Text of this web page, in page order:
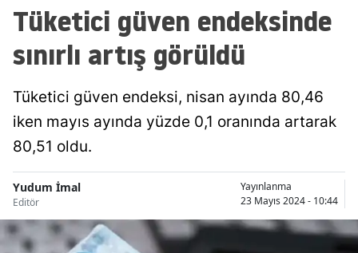
Ağrı
Ankara
Antalya
Aydın
Balıkesir
Tüketici güven endeksinde
sınırlı artış görüldü
Tüketici güven endeksi, nisan ayında 80,46
iken mayıs ayında yüzde 0,1 oranında artarak
80,51 oldu.
Yudum İmal
Editör
Yayınlanma
23 Mayıs 2024 - 10:44